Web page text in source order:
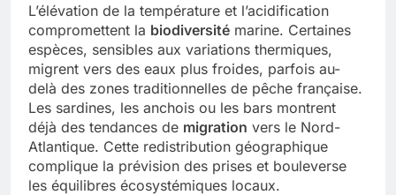
L’élévation de la température et l’acidification
compromettent la biodiversité marine. Certaines
espèces, sensibles aux variations thermiques,
migrent vers des eaux plus froides, parfois au-
delà des zones traditionnelles de pêche française.
Les sardines, les anchois ou les bars montrent
déjà des tendances de migration vers le Nord-
Atlantique. Cette redistribution géographique
complique la prévision des prises et bouleverse
les équilibres écosystémiques locaux.